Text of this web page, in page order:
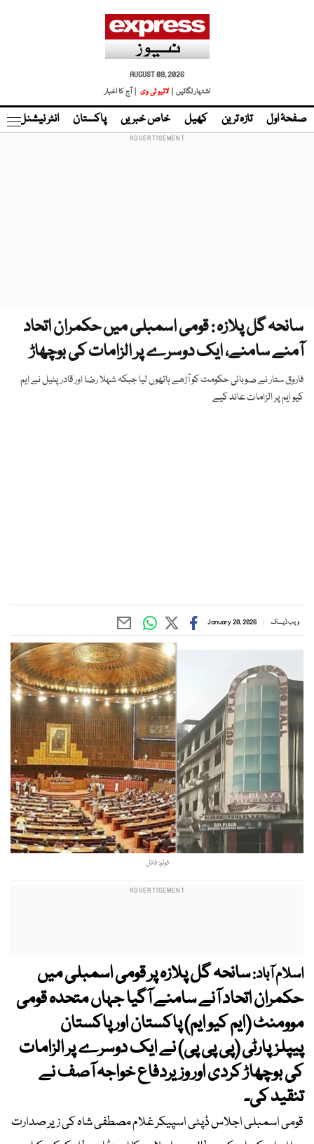
AUGUST 09, 2026
اشتہار لگائیں |
لائیو ٹی وی | آج کا اخبار
صفحۂ اول تازہ ترین کھیل خاص خبریں پاکستان انٹر نیشنل
سانحہ گل پلازہ : قومی اسمبلی میں حکمران اتحاد
آمنے سامنے، ایک دوسرے پر الزامات کی بوچھاڑ
فاروق ستار نے صوبائی حکومت کو آڑھے ہاتھوں لیا جبکہ شہلا رضا اور قادر پٹیل نے ایم
کیو ایم پر الزامات عائد کیے
ویب ڈیسک January 20, 2026
فوٹو: فائل
اسلام آباد:سانحہ گل پلازہ پر قومی اسمبلی میں
حکمران اتحاد آنے سامنے آگیا جہاں متحدہ قومی
موومنٹ (ایم کیو ایم) پاکستان اور پاکستان
پیپلزپارٹی (پی پی پی) نے ایک دوسرے پر الزامات
کی بوچھاڑ کردی اور وزیردفاع خواجہ آصف نے
تنقید کی۔
قومی اسمبلی اجلاس ڈپٹی اسپیکر غلام مصطفی شاہ کی زیر صدارت